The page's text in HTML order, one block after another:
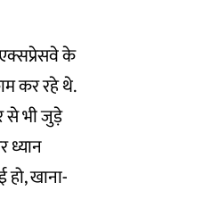
के
कर रहे थे.
से भी जुड़े
ध्यान
खाना-